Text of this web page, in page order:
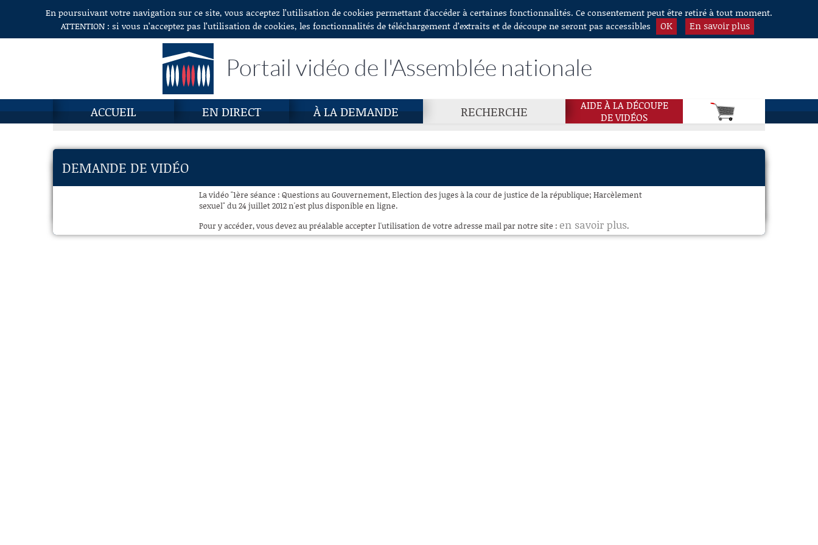
Aller au contenuEn poursuivant votre navigation sur ce site, vous acceptez l’utilisation de cookies permettant d'accéder à certaines fonctionnalités. Ce consentement peut être retiré à tout moment.
ATTENTION : si vous n’acceptez pas l’utilisation de cookies, les fonctionnalités de téléchargement d’extraits et de découpe ne seront pas accessibles
OK En savoir plus
Portail vidéo de l'Assemblée nationale
ACCUEIL EN DIRECT À LA DEMANDE RECHERCHE
AIDE À LA DÉCOUPE
DE VIDÉOS
DEMANDE DE VIDÉO
La vidéo "1ère séance : Questions au Gouvernement, Election des juges à la cour de justice de la république; Harcèlement
sexuel" du 24 juillet 2012 n'est plus disponible en ligne.
Pour y accéder, vous devez au préalable accepter l'utilisation de votre adresse mail par notre site : en savoir plus.